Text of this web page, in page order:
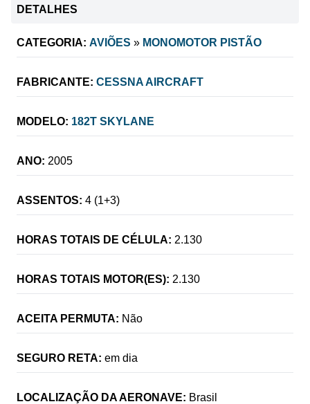
DETALHES
CATEGORIA: AVIÕES » MONOMOTOR PISTÃO
FABRICANTE: CESSNA AIRCRAFT
MODELO: 182T SKYLANE
ANO: 2005
ASSENTOS: 4 (1+3)
HORAS TOTAIS DE CÉLULA: 2.130
HORAS TOTAIS MOTOR(ES): 2.130
ACEITA PERMUTA: Não
SEGURO RETA: em dia
LOCALIZAÇÃO DA AERONAVE: Brasil